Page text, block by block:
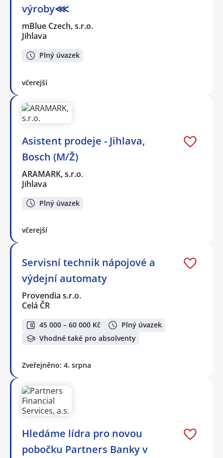
výroby⋘
mBlue Czech, s.r.o.
Jihlava
Plný úvazek
včerejší
Asistent prodeje - Jihlava,
Bosch (M/Ž)
ARAMARK, s.r.o.
Jihlava
Plný úvazek
včerejší
Servisní technik nápojové a
výdejní automaty
Provendia s.r.o.
Celá ČR
45 000 – 60 000 Kč
Plný úvazek
Vhodné také pro absolventy
Zveřejněno: 4. srpna
Hledáme lídra pro novou
pobočku Partners Banky v